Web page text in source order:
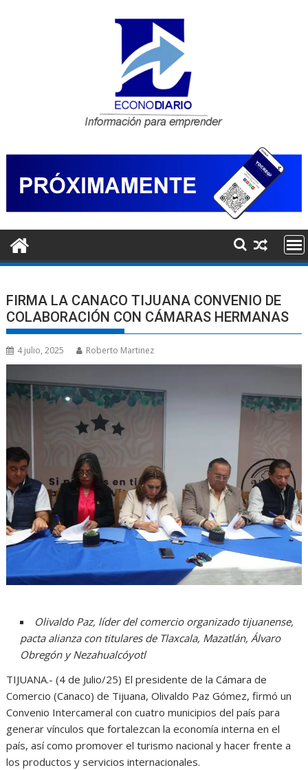
FIRMA LA CANACO TIJUANA CONVENIO DE
COLABORACIÓN CON CÁMARAS HERMANAS
4 julio, 2025 Roberto Martinez
Olivaldo Paz, líder del comercio organizado tijuanense,
pacta alianza con titulares de Tlaxcala, Mazatlán, Álvaro
Obregón y Nezahualcóyotl
TIJUANA.- (4 de Julio/25) El presidente de la Cámara de
Comercio (Canaco) de Tijuana, Olivaldo Paz Gómez, firmó un
Convenio Intercameral con cuatro municipios del país para
generar vínculos que fortalezcan la economía interna en el
país, así como promover el turismo nacional y hacer frente a
los productos y servicios internacionales.